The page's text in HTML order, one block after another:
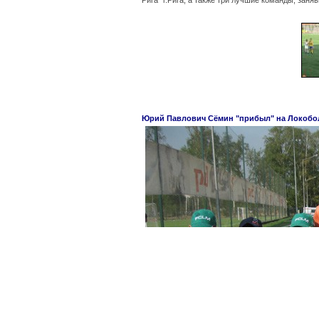
Юрий Павлович Сёмин "прибыл" на